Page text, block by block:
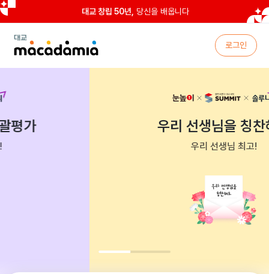
대
교
로그인
대교 창립 50년, 당신을 배웁니다
우리 선생님을 칭찬해요